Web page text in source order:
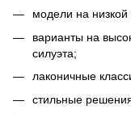
модели на низкой
варианты на
силуэта;
лаконичные
стильные